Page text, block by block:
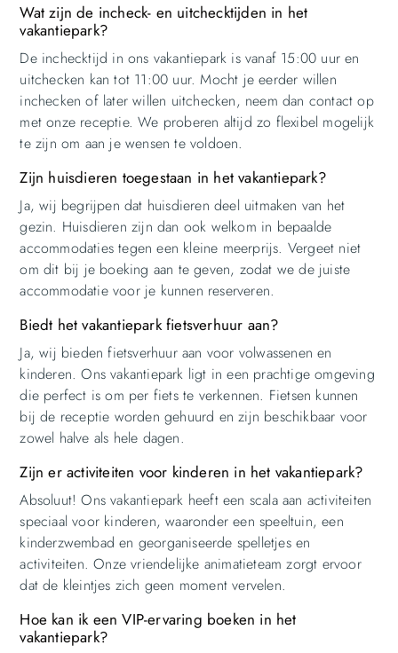
Wat zijn de incheck- en uitchecktijden in het
vakantiepark?
De inchecktijd in ons vakantiepark is vanaf 15:00 uur en
uitchecken kan tot 11:00 uur. Mocht je eerder willen
inchecken of later willen uitchecken, neem dan contact op
met onze receptie. We proberen altijd zo flexibel mogelijk
te zijn om aan je wensen te voldoen.
Zijn huisdieren toegestaan in het vakantiepark?
Ja, wij begrijpen dat huisdieren deel uitmaken van het
gezin. Huisdieren zijn dan ook welkom in bepaalde
accommodaties tegen een kleine meerprijs. Vergeet niet
om dit bij je boeking aan te geven, zodat we de juiste
accommodatie voor je kunnen reserveren.
Biedt het vakantiepark fietsverhuur aan?
Ja, wij bieden fietsverhuur aan voor volwassenen en
kinderen. Ons vakantiepark ligt in een prachtige omgeving
die perfect is om per fiets te verkennen. Fietsen kunnen
bij de receptie worden gehuurd en zijn beschikbaar voor
zowel halve als hele dagen.
Zijn er activiteiten voor kinderen in het vakantiepark?
Absoluut! Ons vakantiepark heeft een scala aan activiteiten
speciaal voor kinderen, waaronder een speeltuin, een
kinderzwembad en georganiseerde spelletjes en
activiteiten. Onze vriendelijke animatieteam zorgt ervoor
dat de kleintjes zich geen moment vervelen.
Hoe kan ik een VIP-ervaring boeken in het
vakantiepark?